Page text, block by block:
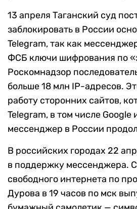
13 апреля Таганский суд
заблокировать в России
Telegram, так как
ФСБ ключи шифрования по
Роскомнадзор
больше 18 млн IP-адресов.
работу сторонних сайтов,
Telegram, в том числе Google
мессенджер в России
В российских городах 22
в поддержку мессенджера.
свободного интернета по
Дурова в 19 часов по мск